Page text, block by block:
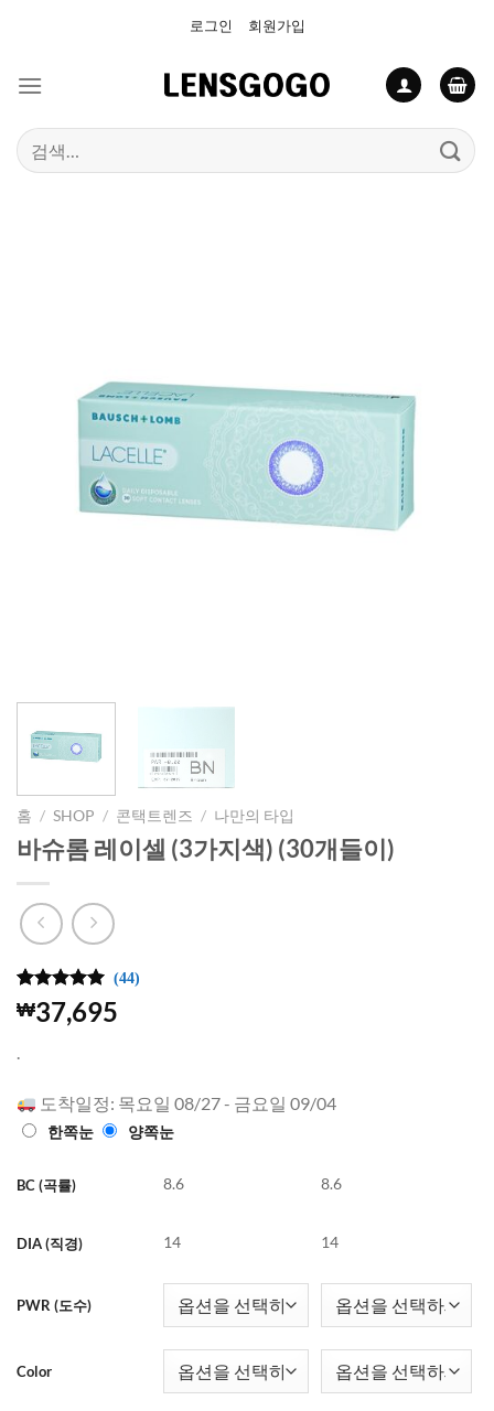
로그인 회원가입
검
색:
홈 / SHOP / 콘택트렌즈 / 나만의 타입
바슈롬 레이셀 (3가지색) (30개들이)
5개의 고객
평가를 기
만점에
44
(44)
₩37,695
.
도착일정: 목요일 08/27 - 금요일 09/04
한쪽눈 양쪽눈
BC (곡률) 8.6
DIA (직경) 14
PWR (도수)
Color
8.6
14